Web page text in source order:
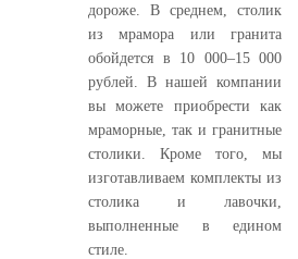
дороже. В среднем, столик
из мрамора или гранита
обойдется в 10 000–15 000
рублей. В нашей компании
вы можете приобрести как
мраморные, так и гранитные
столики. Кроме того, мы
изготавливаем комплекты из
столика и лавочки,
выполненные в едином
стиле.